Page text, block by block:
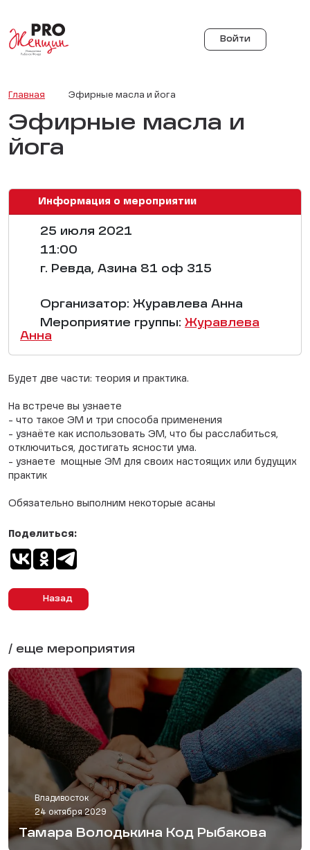
Войти
Главная Эфирные масла и йога
Эфирные масла и
йога
Информация о мероприятии
25 июля 2021
11:00
г. Ревда, Азина 81 оф 315
Организатор: Журавлева Анна
Мероприятие группы: Журавлева
Анна
Будет две части: теория и практика.
На встрече вы узнаете
- что такое ЭМ и три способа применения
- узнаёте как использовать ЭМ, что бы расслабиться,
отключиться, достигать ясности ума.
- узнаете мощные ЭМ для своих настоящих или будущих
практик
Обязательно выполним некоторые асаны
Назад
Поделиться:
/ еще мероприятия
Владивосток
24 октября 2029
Тамара Володькина Код Рыбакова